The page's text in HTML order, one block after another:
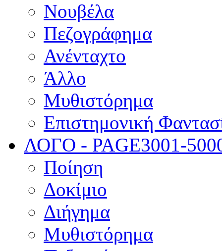
Νουβέλα
Πεζογράφημα
Ανένταχτο
Άλλο
Μυθιστόρημα
Επιστημονική
ΛΟΓΟ - PAGE3001-
Ποίηση
Δοκίμιο
Διήγημα
Μυθιστόρημα